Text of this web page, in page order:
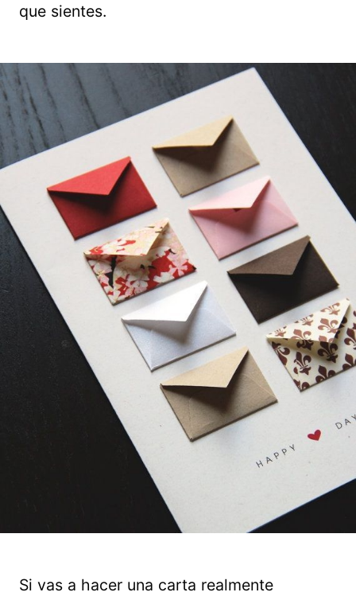
que sientes.
Si vas a hacer una carta realmente